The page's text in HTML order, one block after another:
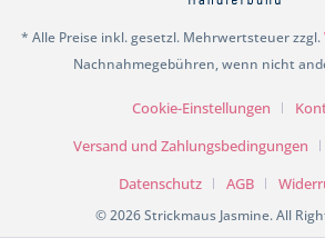
* Alle Preise inkl. gesetzl. Mehrwertsteuer zzgl.
Nachnahmegebühren, wenn nicht
Cookie-Einstellungen
Versand und Zahlungsbedingungen
Datenschutz
AGB
© 2026 Strickmaus Jasmine. All